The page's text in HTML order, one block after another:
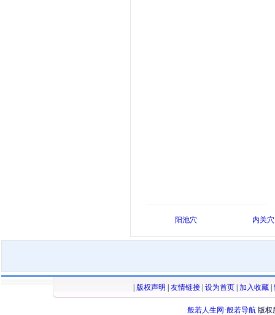
阳池穴 内关穴
版权声明 友情链接 设为首页 加入收藏
般若人生网·般若导航版权